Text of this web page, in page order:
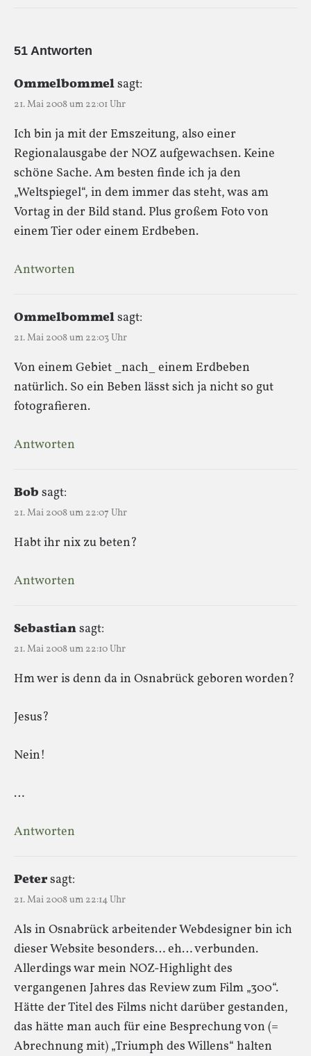
51 Antworten
Ommelbommelsagt:
21. Mai 2008 um 22:01 Uhr
Ich bin ja mit der Emszeitung, also einer
Regionalausgabe der NOZ aufgewachsen. Keine
schöne Sache. Am besten finde ich ja den
„Weltspiegel“, in dem immer das steht, was am
Vortag in der Bild stand. Plus großem Foto von
einem Tier oder einem Erdbeben.
Antworten
Ommelbommelsagt:
21. Mai 2008 um 22:03 Uhr
Von einem Gebiet _nach_ einem Erdbeben
natürlich. So ein Beben lässt sich ja nicht so gut
fotografieren.
Antworten
Bob sagt:
21. Mai 2008 um 22:07 Uhr
Habt ihr nix zu beten?
Antworten
Sebastiansagt:
21. Mai 2008 um 22:10 Uhr
Hm wer is denn da in Osnabrück geboren worden?
Jesus?
Nein!
…
Antworten
Petersagt:
21. Mai 2008 um 22:14 Uhr
Als in Osnabrück arbeitender Webdesigner bin ich
dieser Website besonders… eh… verbunden.
Allerdings war mein NOZ-Highlight des
vergangenen Jahres das Review zum Film „300“.
Hätte der Titel des Films nicht darüber gestanden,
das hätte man auch für eine Besprechung von (=
Abrechnung mit) „Triumph des Willens“ halten